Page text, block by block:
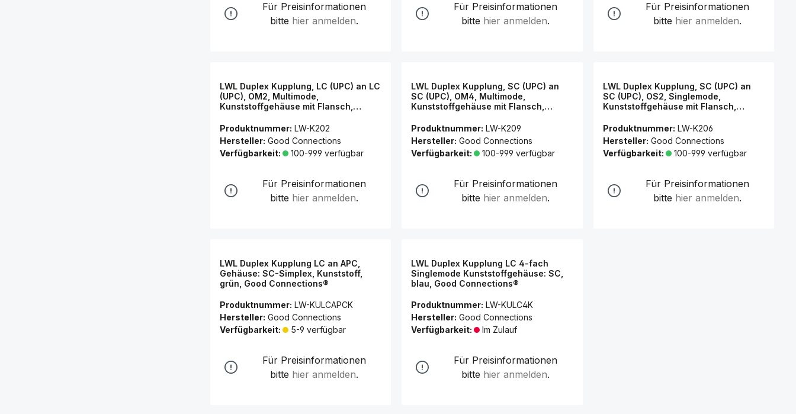
Für Preisinformationen
bitte hier anmelden.
Für Preisinformationen
bitte hier anmelden.
Für Preisinformationen
bitte hier anmelden.
LWL Duplex Kupplung, LC (UPC) an LC
(UPC), OM2, Multimode,
Kunststoffgehäuse mit Flansch,
Connections®
Produktnummer: LW-K202
Hersteller: Good Connections
Verfügbarkeit:
100-999 verfügbar
Für Preisinformationen
bitte hier anmelden.
LWL Duplex Kupplung, SC (UPC) an
SC (UPC), OM4, Multimode,
Kunststoffgehäuse mit Flansch,
Connections®
Produktnummer: LW-K209
Hersteller: Good Connections
Verfügbarkeit:
100-999 verfügbar
Für Preisinformationen
bitte hier anmelden.
LWL Duplex Kupplung, SC (UPC) an
SC (UPC), OS2, Singlemode,
Kunststoffgehäuse mit Flansch,
Connections®
Produktnummer: LW-K206
Hersteller: Good Connections
Verfügbarkeit:
100-999 verfügbar
Für Preisinformationen
bitte hier anmelden.
LWL Duplex Kupplung LC an APC,
Gehäuse: SC-Simplex, Kunststoff,
grün, Good Connections®
Produktnummer: LW-KULCAPCK
Hersteller: Good Connections
Verfügbarkeit:
5-9 verfügbar
Für Preisinformationen
bitte hier anmelden.
LWL Duplex Kupplung LC 4-fach
Singlemode Kunststoffgehäuse: SC,
blau, Good Connections®
Produktnummer: LW-KULC4K
Hersteller: Good Connections
Verfügbarkeit:
Im Zulauf
Für Preisinformationen
bitte hier anmelden.